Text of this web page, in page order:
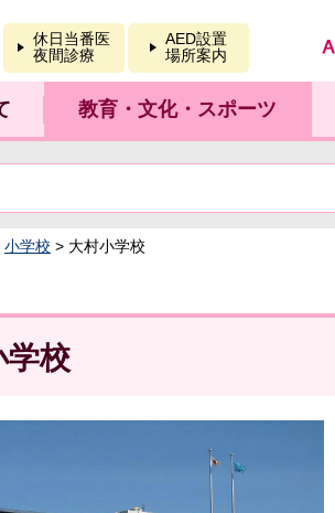
休日当番医
夜間診療
AED設置
場所案内
教育・文化・スポーツ
小学校 > 大村小学校
学校